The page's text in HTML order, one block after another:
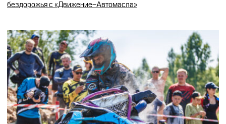
бездорожья с «Движение-Автомасла»